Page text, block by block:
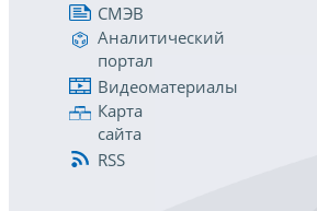
СМЭВ
Аналитический
портал
Видеоматериалы
Карта
сайта
RSS